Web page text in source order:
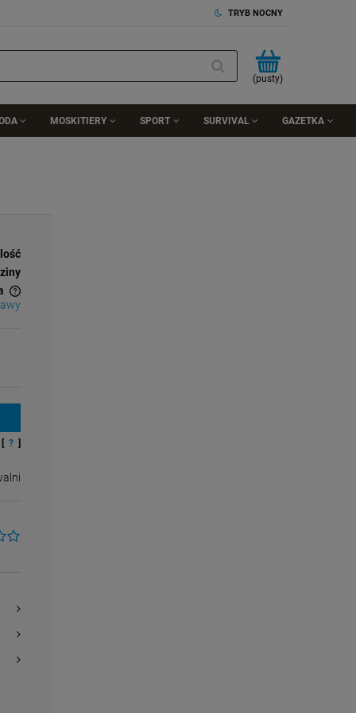
TRYB NOCNY
(pusty)
MOSKITIERY SPORT SURVIVAL GAZETKA
? ]